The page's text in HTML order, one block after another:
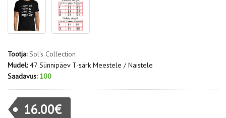
Tootja: Sol's Collection
Mudel: 47 Sünnipäev T-särk Meestele / Naistele
Saadavus: 100
16.00€